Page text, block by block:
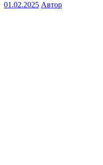
01.02.2025 Автор